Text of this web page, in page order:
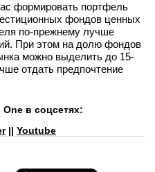
формировать портфель
фондов ценных
по-прежнему лучше
При этом на долю фондов
можно выделить до 15-
отдать предпочтение
в соцсетях:
|| Youtube